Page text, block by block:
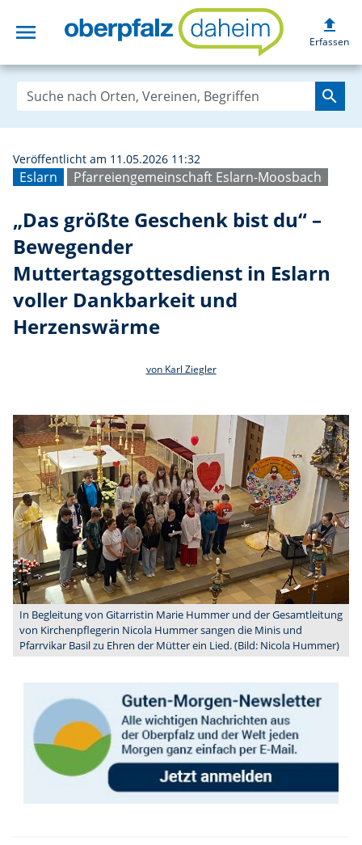
menu „Das größte
upload
Erfassen
search
Eslarn Pfarreiengemeinschaft Eslarn-Moosbach
Veröffentlicht am 11.05.2026 11:32
„Das größte Geschenk bist du“ –
Bewegender
Muttertagsgottesdienst in Eslarn
voller Dankbarkeit und
Herzenswärme
von Karl Ziegler
In Begleitung von Gitarristin Marie Hummer und der Gesamtleitung
von Kirchenpflegerin Nicola Hummer sangen die Minis und
Pfarrvikar Basil zu Ehren der Mütter ein Lied. (Bild: Nicola Hummer)